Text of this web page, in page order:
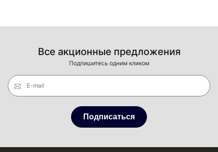
Все акционные предложения
Подпишитесь одним кликом
E-mail
Подписаться